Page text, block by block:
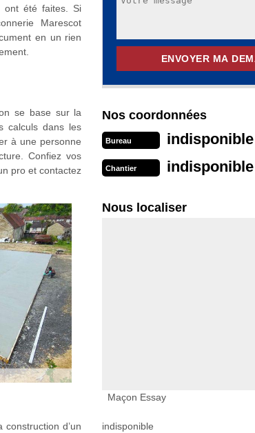
ont été faites. Si
Marescot
en un rien
se base sur la
calculs dans les
à une personne
Confiez vos
pro et contactez
d’un
Nos coordonnées
Bureau indisponible
Chantier indisponible
Nous localiser
Maçon Essay
indisponible